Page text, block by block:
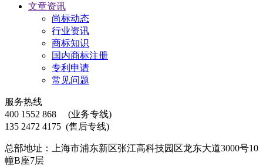
文章资讯
尚标动态
行业资讯
商标知识
国内商标注册
专利申请
常见问题
服务热线
400 1552 868
(业务专线)
135 2472 4175 (售后专线)
总部地址：上海市浦东新区张江高科技园区龙东大道3000号10
幢B座7层